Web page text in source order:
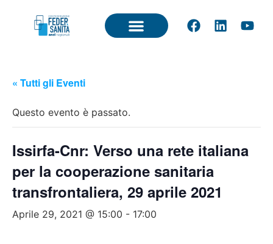
« Tutti gli Eventi
Questo evento è passato.
Issirfa-Cnr: Verso una rete italiana
per la cooperazione sanitaria
transfrontaliera, 29 aprile 2021
Aprile 29, 2021 @ 15:00 - 17:00